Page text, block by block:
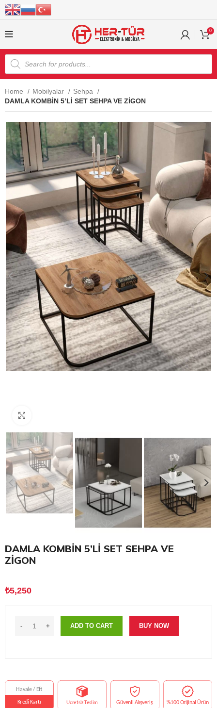
0
Home Mobilyalar
Sehpa
DAMLA KOMBİN 5’Lİ SET SEHPA VE ZİGON
DAMLA KOMBİN 5’Lİ SET SEHPA VE
ZİGON
₺5,250
ADD TO CART BUY NOW